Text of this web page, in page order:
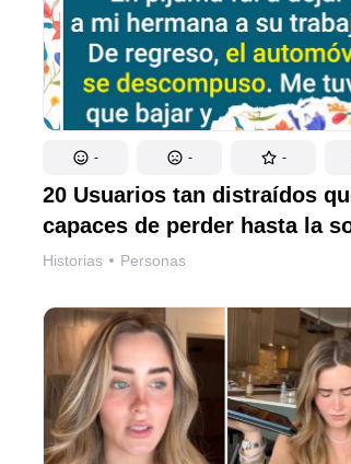
- - -
20 Usuarios tan distraídos
capaces de perder hasta la
Historias Personas